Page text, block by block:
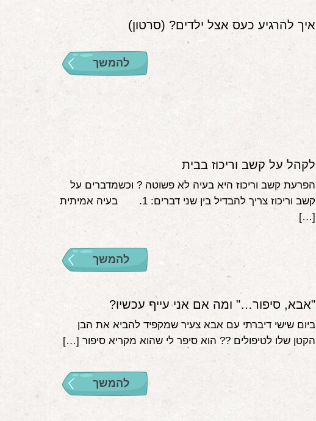
איך להרגיע כעס אצל ילדים? (סרטון)
להמשך
לקהל על קשב וריכוז בבית
הפרעת קשב וריכוז היא בעיה לא פשוטה ? וכשמדברים על
קשב וריכוז צריך להבדיל בין שני דברים: 1. בעיה אמיתית
[…]
להמשך
"אבא, סיפור…" ומה אם אני עייף עכשיו?
ביום שישי דיברתי עם אבא צעיר שמקפיד להביא את הבן
הקטן שלו לטיפולים ?‍? הוא סיפר לי שהוא מקריא סיפור […]
להמשך